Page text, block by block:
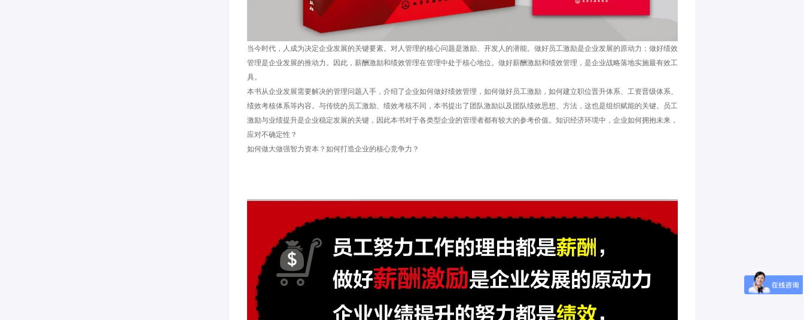
当今时代，人成为决定企业发展的关键要素。对人管理的核心问题是激励、开发人的潜能。做好员工激励是企业发展的原动力；做好绩效
管理是企业发展的推动力。因此，薪酬激励和绩效管理在管理中处于核心地位。做好薪酬激励和绩效管理，是企业战略落地实施最有效工
具。
本书从企业发展需要解决的管理问题入手，介绍了企业如何做好绩效管理，如何做好员工激励，如何建立职位晋升体系、工资晋级体系、
绩效考核体系等内容。与传统的员工激励、绩效考核不同，本书提出了团队激励以及团队绩效思想、方法，这也是组织赋能的关键。员工
激励与业绩提升是企业稳定发展的关键，因此本书对于各类型企业的管理者都有较大的参考价值。知识经济环境中，企业如何拥抱未来，
应对不确定性？
如何做大做强智力资本？如何打造企业的核心竞争力？